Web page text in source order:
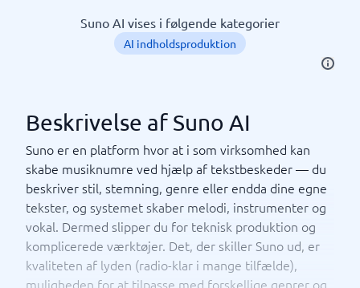
Suno AI vises i følgende kategorier
AI indholdsproduktion
Beskrivelse af Suno AI
Suno er en platform hvor at i som virksomhed kan
skabe musiknumre ved hjælp af tekstbeskeder — du
beskriver stil, stemning, genre eller endda dine egne
tekster, og systemet skaber melodi, instrumenter og
vokal. Dermed slipper du for teknisk produktion og
komplicerede værktøjer. Det, der skiller Suno ud, er
kvaliteten af lyden (radio-klar i mange tilfælde),
muligheden for at tilpasse med forskellige genrer og